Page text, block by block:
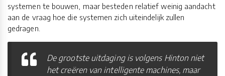
systemen te bouwen, maar besteden relatief weinig aandacht
aan de vraag hoe die systemen zich uiteindelijk zullen
gedragen.
De grootste uitdaging is volgens Hinton niet
het creëren van intelligente machines, maar